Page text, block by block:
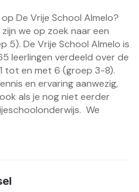
De Vrije School Almelo?
we op zoek naar een
5). De Vrije School Almelo is
leerlingen verdeeld over de
tot en met 6 (groep 3-8).
en ervaring aanwezig,
als je nog niet eerder
We